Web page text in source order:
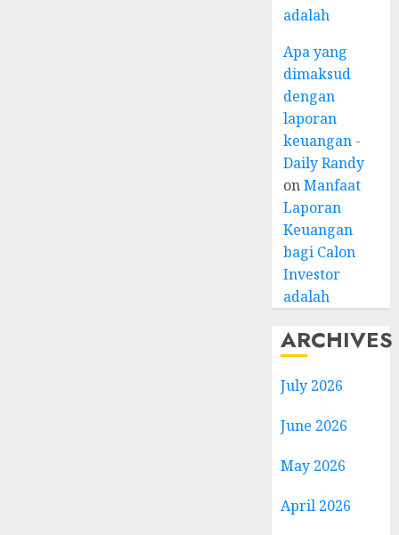
adalah
Apa yang
dimaksud
dengan
laporan
keuangan -
Daily Randy
onManfaat
Laporan
Keuangan
bagi Calon
Investor
adalah
ARCHIVES
July 2026
June 2026
May 2026
April 2026